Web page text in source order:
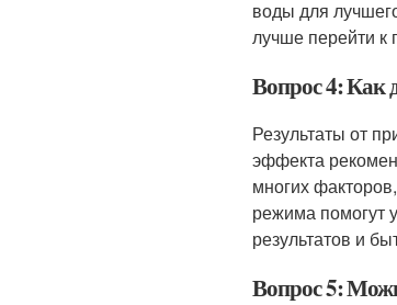
воды для
лучше перейти к
Вопрос 4: Как
Результаты от
эффекта
многих
режима помогут
результатов и
Вопрос 5: